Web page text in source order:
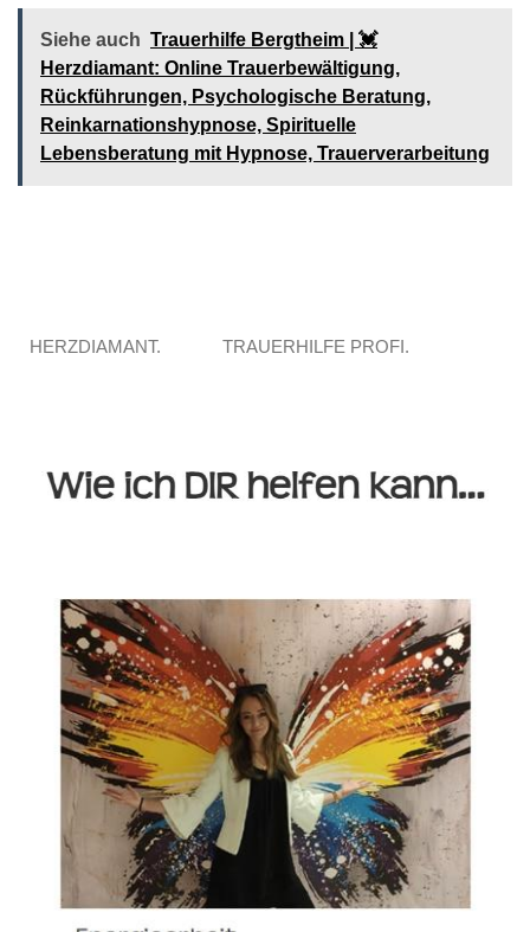
Siehe auch Trauerhilfe Bergtheim | 💓️️
Herzdiamant: Online Trauerbewältigung,
Rückführungen, Psychologische Beratung,
Reinkarnationshypnose, Spirituelle
Lebensberatung mit Hypnose, Trauerverarbeitung
HERZDIAMANT. TRAUERHILFE PROFI.